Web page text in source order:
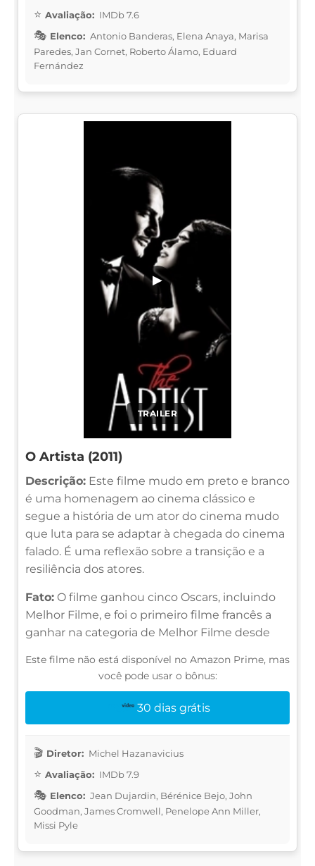
Avaliação: IMDb 7.6
Elenco: Antonio Banderas, Elena Anaya, Marisa
Paredes, Jan Cornet, Roberto Álamo, Eduard
Fernández
TRAILER
▶
O Artista (2011)
Descrição: Este filme mudo em preto e branco
é uma homenagem ao cinema clássico e
segue a história de um ator do cinema mudo
que luta para se adaptar à chegada do cinema
falado. É uma reflexão sobre a transição e a
resiliência dos atores.
Fato: O filme ganhou cinco Oscars, incluindo
Melhor Filme, e foi o primeiro filme francês a
ganhar na categoria de Melhor Filme desde
Este filme não está disponível no Amazon Prime, mas
você pode usar o bônus:
30 dias grátis
Diretor: Michel Hazanavicius
Avaliação: IMDb 7.9
Elenco: Jean Dujardin, Bérénice Bejo, John
Goodman, James Cromwell, Penelope Ann Miller,
Missi Pyle